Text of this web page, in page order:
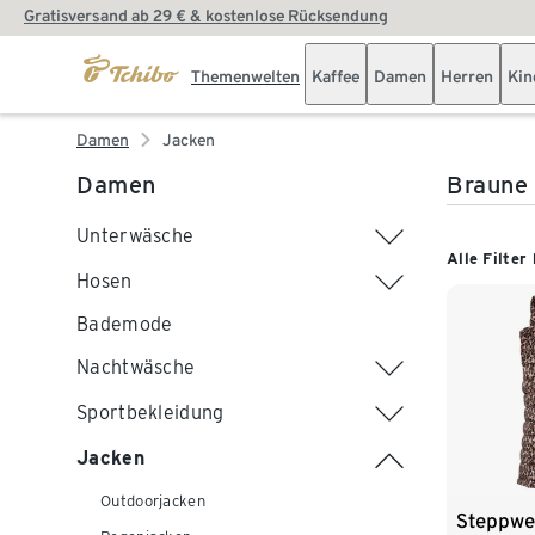
Gratisversand ab 29 € & kostenlose Rücksendung
Themenwelten Kaffee Damen Herren
Damen Jacken
Damen
Unterwäsche
Hosen
Bademode
Nachtwäsche
Sportbekleidung
Jacken
Outdoorjacken
Alle Filter